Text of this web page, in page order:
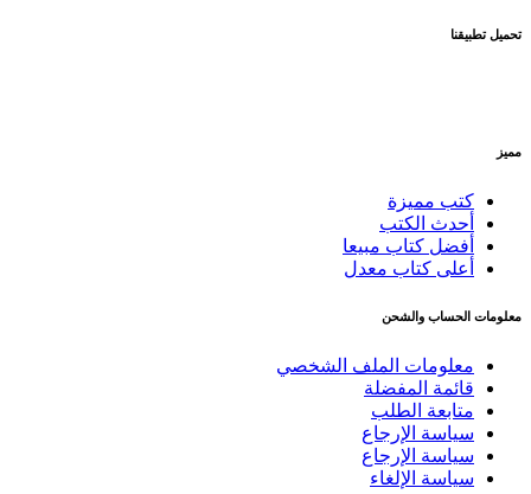
تحميل تطبيقنا
مميز
كتب مميزة
أحدث الكتب
أفضل كتاب مبيعا
أعلى كتاب معدل
معلومات الحساب والشحن
معلومات الملف الشخصي
قائمة المفضلة
متابعة الطلب
سياسة الإرجاع
سياسة الإرجاع
سياسة الإلغاء